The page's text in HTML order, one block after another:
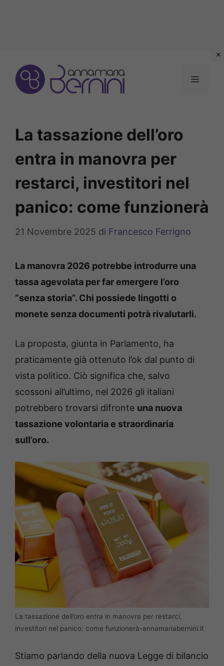
contenuto
MENU
La tassazione dell’oro
entra in manovra per
restarci, investitori nel
panico: come funzionerà
21 Novembre 2025 di Francesco Ferrigno
La manovra 2026 potrebbe introdurre una
tassa agevolata per far emergere l’oro
“senza storia”. Chi possiede lingotti o
monete senza documenti potrà rivalutarli.
La proposta, giunta in Parlamento, ha
praticamente già ottenuto l’ok dal punto di
vista politico. Ciò significa che, salvo
scossoni all’ultimo, nel 2026 gli italiani
potrebbero trovarsi difronte una nuova
tassazione volontaria e straordinaria
sull’oro.
La tassazione dell’oro entra in manovra per restarci,
investitori nel panico: come funzionerà-annamariabernini.it
Stiamo parlando della nuova Legge di bilancio